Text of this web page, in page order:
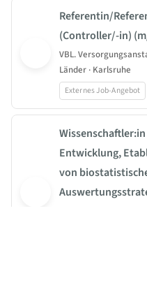
Referentin/
(Controller/-in)
VBL.
Länder · Karlsruhe
Externes Job-Angebot
Entwicklung,
von